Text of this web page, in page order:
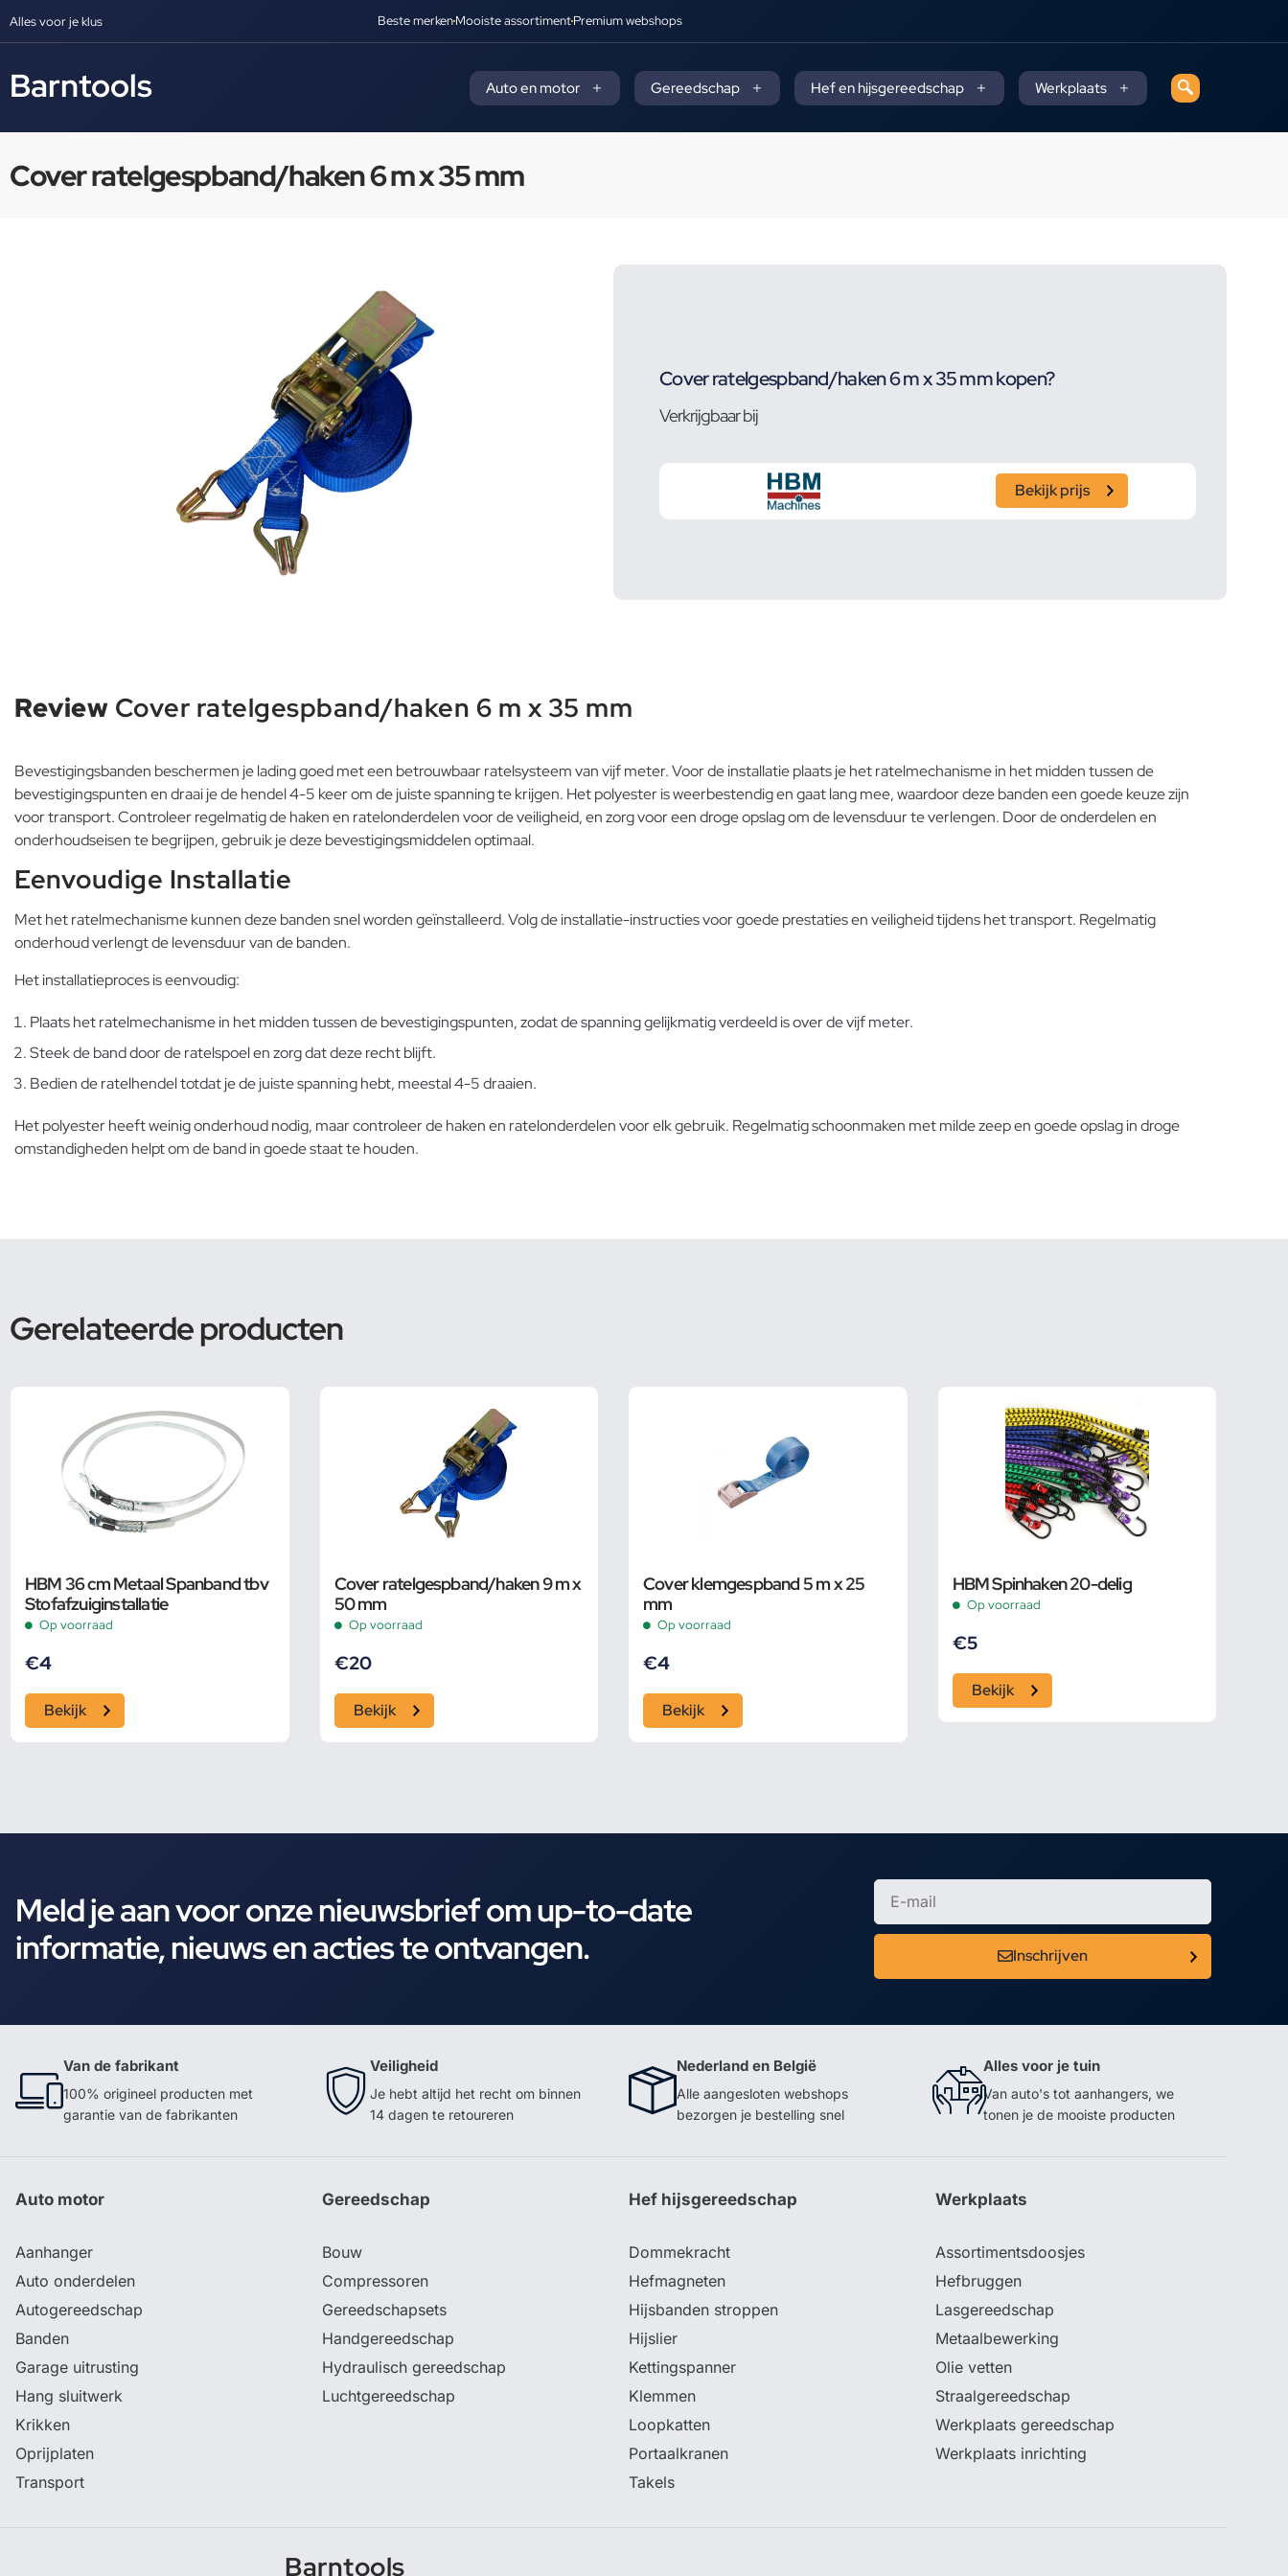
Alles voor je klus Beste merkenMooiste assortimentPremium webshops
Barntools Auto en motor Gereedschap Hef en hijsgereedschap Werkplaats
Cover ratelgespband/haken 6 m x 35 mm
Cover ratelgespband/haken 6 m x 35 mm kopen?
Verkrijgbaar bij
Bekijk prijs
Review Cover ratelgespband/haken 6 m x 35 mm
Bevestigingsbanden beschermen je lading goed met een betrouwbaar ratelsysteem van vijf meter. Voor de installatie plaats je het ratelmechanisme in het midden tussen de
bevestigingspunten en draai je de hendel 4-5 keer om de juiste spanning te krijgen. Het polyester is weerbestendig en gaat lang mee, waardoor deze banden een goede keuze zijn
voor transport. Controleer regelmatig de haken en ratelonderdelen voor de veiligheid, en zorg voor een droge opslag om de levensduur te verlengen. Door de onderdelen en
onderhoudseisen te begrijpen, gebruik je deze bevestigingsmiddelen optimaal.
Eenvoudige Installatie
Met het ratelmechanisme kunnen deze banden snel worden geïnstalleerd. Volg de installatie-instructies voor goede prestaties en veiligheid tijdens het transport. Regelmatig
onderhoud verlengt de levensduur van de banden.
Het installatieproces is eenvoudig:
Plaats het ratelmechanisme in het midden tussen de bevestigingspunten, zodat de spanning gelijkmatig verdeeld is over de vijf meter.
Steek de band door de ratelspoel en zorg dat deze recht blijft.
Bedien de ratelhendel totdat je de juiste spanning hebt, meestal 4-5 draaien.
Het polyester heeft weinig onderhoud nodig, maar controleer de haken en ratelonderdelen voor elk gebruik. Regelmatig schoonmaken met milde zeep en goede opslag in droge
omstandigheden helpt om de band in goede staat te houden.
Gerelateerde producten
HBM 36 cm Metaal Spanband tbv
Stofafzuiginstallatie
Op voorraad
€4
Bekijk
Cover ratelgespband/haken 9 m x
50 mm
Op voorraad
€20
Bekijk
Cover klemgespband 5 m x 25
mm
Op voorraad
€4
Bekijk
HBM Spinhaken 20-delig
Op voorraad
€5
Bekijk
Meld je aan voor onze nieuwsbrief om up-to-date
informatie, nieuws en acties te ontvangen.
Inschrijven
Van de fabrikant
100% origineel producten met
garantie van de fabrikanten
Veiligheid
Je hebt altijd het recht om binnen
14 dagen te retoureren
Nederland en België
Alle aangesloten webshops
bezorgen je bestelling snel
Alles voor je tuin
Van auto's tot aanhangers, we
tonen je de mooiste producten
Auto motor
Aanhanger
Auto onderdelen
Autogereedschap
Banden
Garage uitrusting
Hang sluitwerk
Krikken
Oprijplaten
Transport
Gereedschap
Bouw
Compressoren
Gereedschapsets
Handgereedschap
Hydraulisch gereedschap
Luchtgereedschap
Hef hijsgereedschap
Dommekracht
Hefmagneten
Hijsbanden stroppen
Hijslier
Kettingspanner
Klemmen
Loopkatten
Portaalkranen
Takels
Werkplaats
Assortimentsdoosjes
Hefbruggen
Lasgereedschap
Metaalbewerking
Olie vetten
Straalgereedschap
Werkplaats gereedschap
Werkplaats inrichting
Barntools